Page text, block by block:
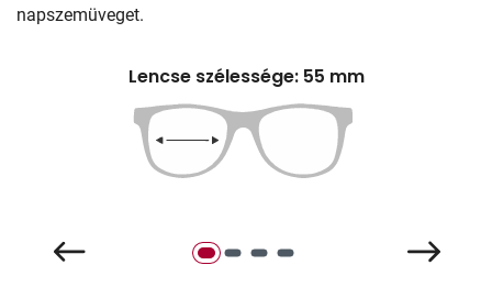
napszemüveget.
Lencse szélessége: 55 mm